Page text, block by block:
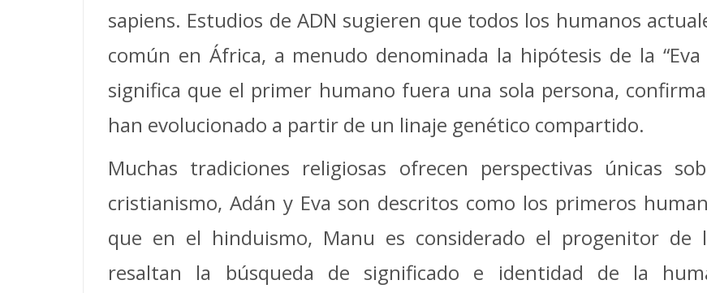
sapiens. Estudios de ADN sugieren que todos los humanos
común en África, a menudo denominada la hipótesis de la
significa que el primer humano fuera una sola persona,
han evolucionado a partir de un linaje genético compartido.
Muchas tradiciones religiosas ofrecen perspectivas únicas
cristianismo, Adán y Eva son descritos como los primeros
que en el hinduismo, Manu es considerado el progenitor de
resaltan la búsqueda de significado e identidad de la